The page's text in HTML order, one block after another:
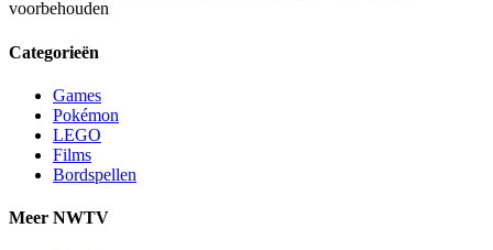
voorbehouden
Categorieën
Games
Pokémon
LEGO
Films
Bordspellen
Meer NWTV